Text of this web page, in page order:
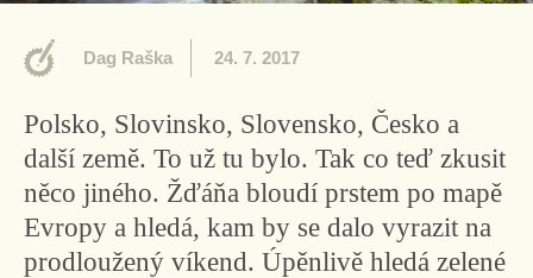
Dag Raška 24. 7. 2017
Polsko, Slovinsko, Slovensko, Česko a
další země. To už tu bylo. Tak co teď zkusit
něco jiného. Žďáňa bloudí prstem po mapě
Evropy a hledá, kam by se dalo vyrazit na
prodloužený víkend. Úpěnlivě hledá zelené